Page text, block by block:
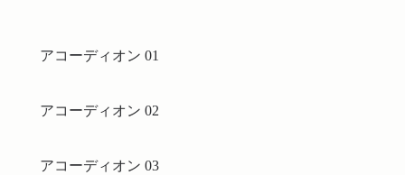
アコーディオン 01
アコーディオン 02
アコーディオン 03